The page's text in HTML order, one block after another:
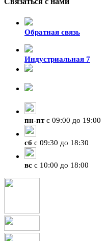
Обратная связь
Индустриальная 7
пн-птс 09:00 до 19:00
сб с 09:30 до 18:30
вс с 10:00 до 18:00